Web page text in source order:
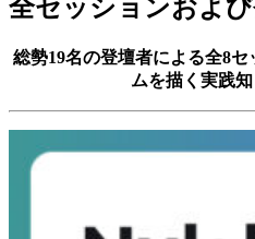
全セッションおよ
総勢19名の登壇者による全8
ムを描く実践